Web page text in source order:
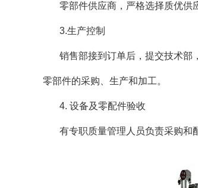
零部件供应商，严格选择质优供
3.生产控制
销售部接到订单后，提交技术部
零部件的采购、生产和加工。
4. 设备及零配件验收
有专职质量管理人员负责采购和